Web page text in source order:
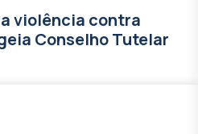
violência contra
Conselho Tutelar